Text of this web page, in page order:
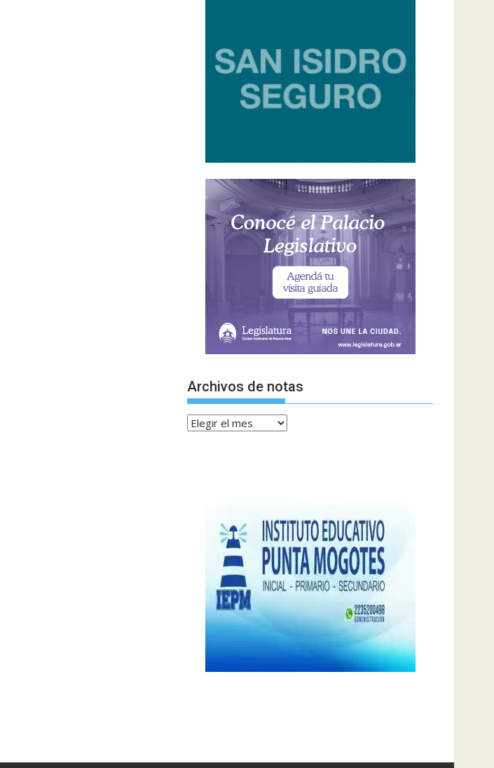
Archivos de notas
Archivos